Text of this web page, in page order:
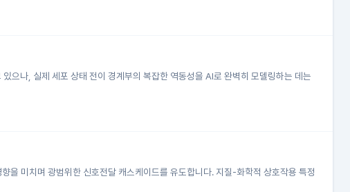
으나, 실제 세포 상태 전이 경계부의 복잡한 역동성을 AI로 완벽히 모델링하는 데는
을 미치며 광범위한 신호전달 캐스케이드를 유도합니다. 지질-화학적 상호작용 특정